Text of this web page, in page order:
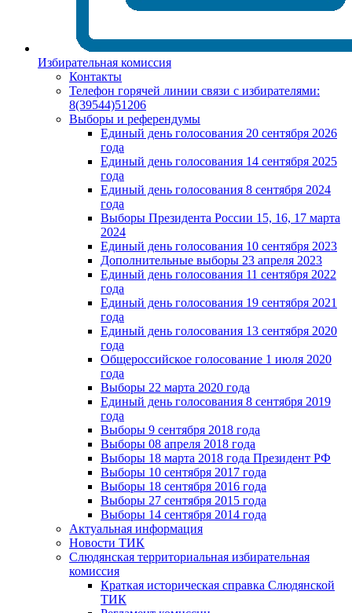
Избирательная комиссия
Контакты
Телефон горячей линии связи с избирателями:
8(39544)51206
Выборы и референдумы
Единый день голосования 20 сентября 2026
года
Единый день голосования 14 сентября 2025
года
Единый день голосования 8 сентября 2024
года
Выборы Президента России 15, 16, 17 марта
2024
Единый день голосования 10 сентября 2023
Дополнительные выборы 23 апреля 2023
Единый день голосования 11 сентября 2022
года
Единый день голосования 19 сентября 2021
года
Единый день голосования 13 сентября 2020
года
Общероссийское голосование 1 июля 2020
года
Выборы 22 марта 2020 года
Единый день голосования 8 сентября 2019
года
Выборы 9 сентября 2018 года
Выборы 08 апреля 2018 года
Выборы 18 марта 2018 года Президент РФ
Выборы 10 сентября 2017 года
Выборы 18 сентября 2016 года
Выборы 27 сентября 2015 года
Выборы 14 сентября 2014 года
Актуальная информация
Новости ТИК
Слюдянская территориальная избирательная
комиссия
Краткая историческая справка Слюдянской
ТИК